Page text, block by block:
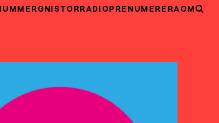
GNISTOR RADIO PRENUMERERAOM